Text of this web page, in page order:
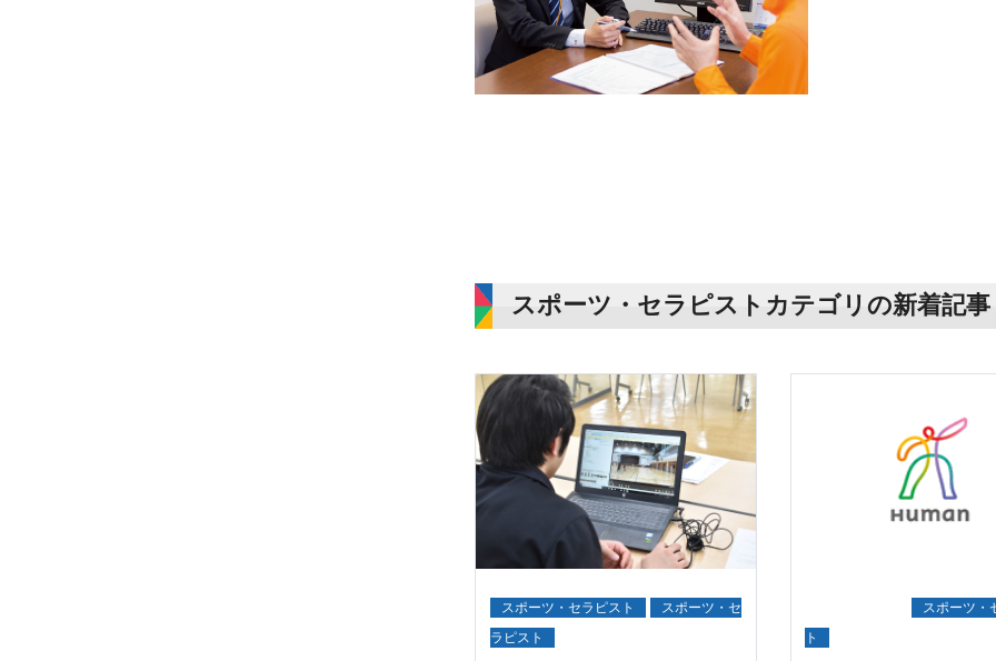
スポーツ・セラピストカテゴリの新着記事
スポーツ・セラピスト
スポーツ・セ
ラピスト
スポーツ・
ト